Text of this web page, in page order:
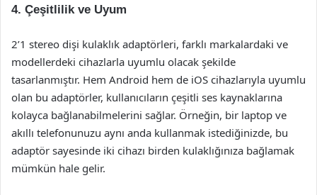
4. Çeşitlilik ve Uyum
2’1 stereo dişi kulaklık adaptörleri, farklı markalardaki ve
modellerdeki cihazlarla uyumlu olacak şekilde
tasarlanmıştır. Hem Android hem de iOS cihazlarıyla uyumlu
olan bu adaptörler, kullanıcıların çeşitli ses kaynaklarına
kolayca bağlanabilmelerini sağlar. Örneğin, bir laptop ve
akıllı telefonunuzu aynı anda kullanmak istediğinizde, bu
adaptör sayesinde iki cihazı birden kulaklığınıza bağlamak
mümkün hale gelir.